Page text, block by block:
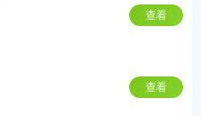
查看
查看